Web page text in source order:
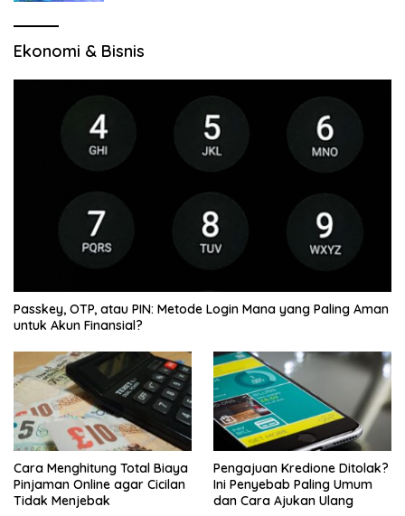
Ekonomi & Bisnis
Passkey, OTP, atau PIN: Metode Login Mana yang Paling Aman
untuk Akun Finansial?
Cara Menghitung Total Biaya
Pinjaman Online agar Cicilan
Tidak Menjebak
Pengajuan Kredione Ditolak?
Ini Penyebab Paling Umum
dan Cara Ajukan Ulang